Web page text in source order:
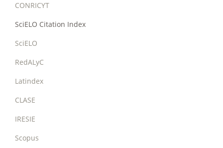
CONRICYT
SciELO Citation Index
SciELO
RedALyC
Latindex
CLASE
IRESIE
Scopus